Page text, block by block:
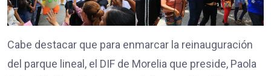
Cabe destacar que para enmarcar la reinauguración
del parque lineal, el DIF de Morelia que preside, Paola